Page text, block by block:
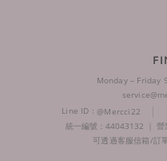
Monday – Friday
Line ID :@Mercci22
統一編號：44043132 ｜ 營
可透過客服信箱/訂